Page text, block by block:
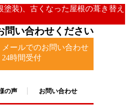
装)、古くなった屋根の葺き替え
問い合わせください
メールでのお問い合わせ
24時間受付
の声 お問い合わせ